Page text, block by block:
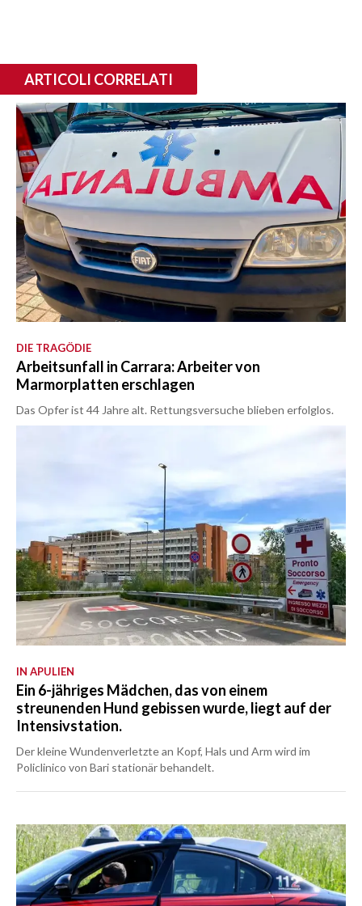
ARTICOLI CORRELATI
DIE TRAGÖDIE
Arbeitsunfall in Carrara: Arbeiter von
Marmorplatten erschlagen
Das Opfer ist 44 Jahre alt. Rettungsversuche blieben erfolglos.
IN APULIEN
Ein 6-jähriges Mädchen, das von einem
streunenden Hund gebissen wurde, liegt auf der
Intensivstation.
Der kleine Wundenverletzte an Kopf, Hals und Arm wird im
Policlinico von Bari stationär behandelt.